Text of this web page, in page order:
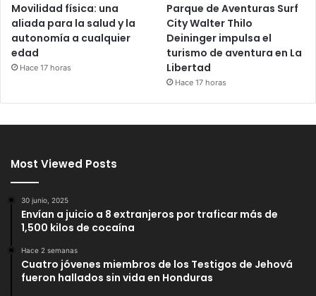
Movilidad física: una
aliada para la salud y la
autonomía a cualquier
edad
Hace 17 horas
Parque de Aventuras Surf
City Walter Thilo
Deininger impulsa el
turismo de aventura en La
Libertad
Hace 17 horas
Most Viewed Posts
30 junio, 2025
Envían a juicio a 8 extranjeros por traficar más de
1,500 kilos de cocaína
Hace 2 semanas
Cuatro jóvenes miembros de los Testigos de Jehová
fueron hallados sin vida en Honduras